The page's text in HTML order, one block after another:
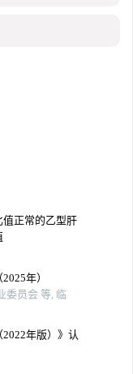
值正常的乙型肝
年）
委员会 等, 临
年版）》认